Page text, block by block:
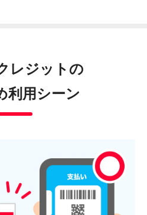
レジットの
利用シーン